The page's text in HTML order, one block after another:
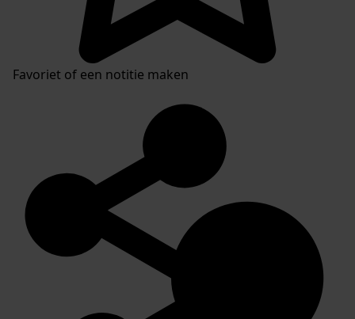
Favoriet of een notitie maken